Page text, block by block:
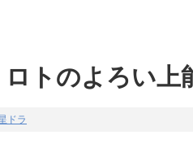
ロトのよろい上
ドラ